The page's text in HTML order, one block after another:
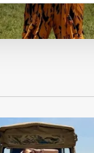
karşılamak
sizlere
bu
sunabilmek
ve üçüncü